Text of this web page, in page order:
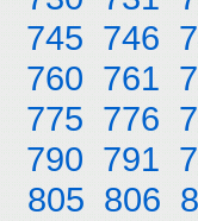
745 746
760 761
775 776
790 791
805 806